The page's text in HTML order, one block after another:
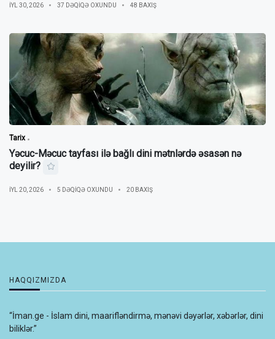
IYL 30, 2026 37 DƏQIQƏ OXUNDU 48 BAXIŞ
Tarix
Yəcuc-Məcuc tayfası ilə bağlı dini mətnlərdə əsasən nə
deyilir?
IYL 20, 2026 5 DƏQIQƏ OXUNDU 20 BAXIŞ
HAQQIZMIZDA
“İman.ge - İslam dini, maarifləndirmə, mənəvi dəyərlər, xəbərlər, dini
biliklər.”